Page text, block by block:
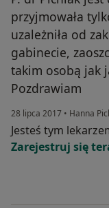
przyjmowała
uzależniła od
gabinecie,
takim osobą jak
Pozdrawiam
28 lipca 2017 • Hanna
Jesteś tym
Zarejestruj się